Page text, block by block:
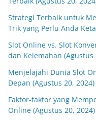
Strategi Terbaik untuk
Trik yang Perlu Anda
Slot Online vs. Slot
dan Kelemahan (Agustus
Menjelajahi Dunia Slot
Depan (Agustus 20, 2024)
Faktor-faktor yang
Online (Agustus 20, 2024)